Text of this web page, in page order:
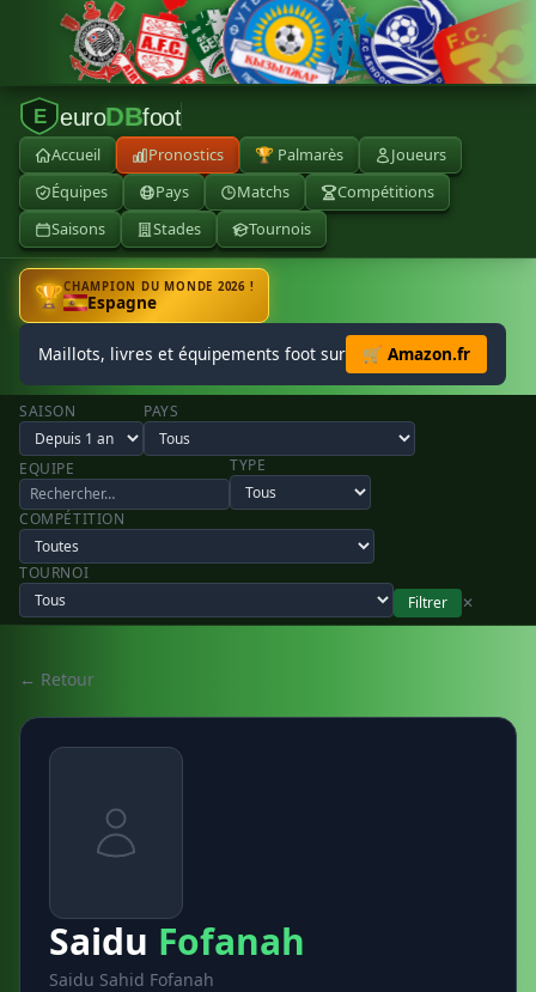
E euroDBfoot
Accueil Pronostics 🏆 Palmarès
Joueurs
Équipes
Pays Matchs
Compétitions
Saisons
Stades Tournois
🏆CHAMPION DU MONDE 2026 !
Espagne
Maillots, livres et équipements foot sur 🛒 Amazon.fr
SAISON PAYS
EQUIPE TYPE
COMPÉTITION
TOURNOI
Filtrer
✕
← Retour
Saidu Fofanah
Saidu Sahid Fofanah